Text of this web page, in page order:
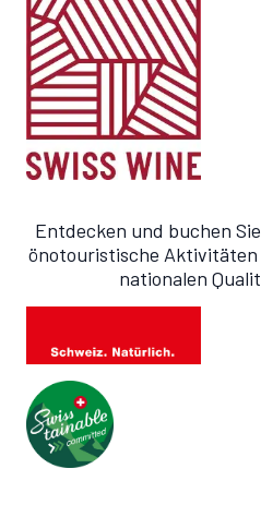
Entdecken und buchen
önotouristische Aktivitäten
nationalen